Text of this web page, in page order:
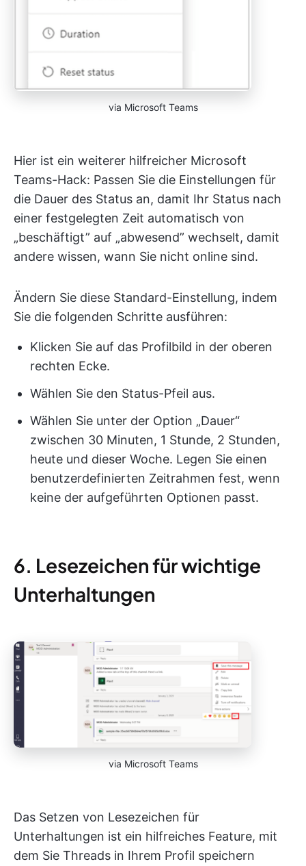
via Microsoft Teams
Hier ist ein weiterer hilfreicher Microsoft
Teams-Hack: Passen Sie die Einstellungen für
die Dauer des Status an, damit Ihr Status nach
einer festgelegten Zeit automatisch von
„beschäftigt” auf „abwesend” wechselt, damit
andere wissen, wann Sie nicht online sind.
Ändern Sie diese Standard-Einstellung, indem
Sie die folgenden Schritte ausführen:
Klicken Sie auf das Profilbild in der oberen
rechten Ecke.
Wählen Sie den Status-Pfeil aus.
Wählen Sie unter der Option „Dauer“
zwischen 30 Minuten, 1 Stunde, 2 Stunden,
heute und dieser Woche. Legen Sie einen
benutzerdefinierten Zeitrahmen fest, wenn
keine der aufgeführten Optionen passt.
6. Lesezeichen für wichtige
Unterhaltungen
via Microsoft Teams
Das Setzen von Lesezeichen für
Unterhaltungen ist ein hilfreiches Feature, mit
dem Sie Threads in Ihrem Profil speichern